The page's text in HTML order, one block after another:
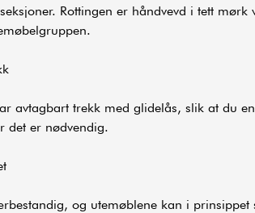
Rottingen er håndvevd i tett mørk
avtagbart trekk med glidelås, slik at du
det er nødvendig.
og utemøblene kan i prinsippet